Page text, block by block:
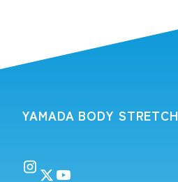
YAMADA BODY STRETCH